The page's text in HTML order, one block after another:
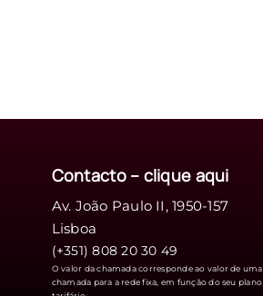
Contacto – clique aqui
Av. João Paulo II, 1950-157
Lisboa
(+351) 808 20 30 49
O valor da chamada corresponde ao valor de uma
chamada para a rede fixa, em função do seu plano